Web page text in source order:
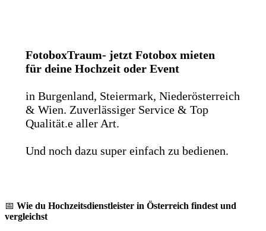
FotoboxTraum- jetzt Fotobox mieten
für deine Hochzeit oder Event
in Burgenland, Steiermark, Niederösterreich
& Wien. Zuverlässiger Service & Top
Qualität.e aller Art.
Und noch dazu super einfach zu bedienen.
📅 Wie du Hochzeitsdienstleister in Österreich findest und
vergleichst